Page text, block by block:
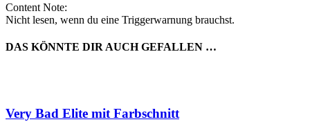
Content Note:
Nicht lesen, wenn du eine Triggerwarnung brauchst.
DAS KÖNNTE DIR AUCH GEFALLEN …
Very Bad Elite mit Farbschnitt